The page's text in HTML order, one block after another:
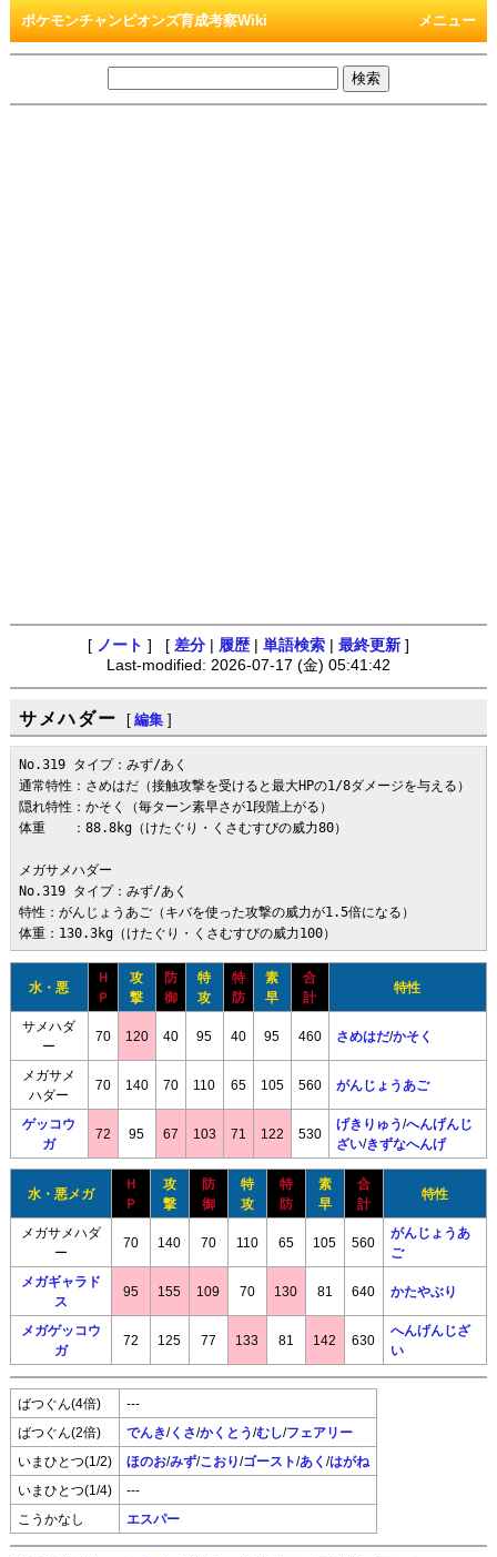
メニュー
ポケモンチャンピオンズ育成考察Wiki
[ ノート ] [ 差分 履歴 単語検索 最終更新 ]
Last-modified: 2026-07-17 (金) 05:41:42
サメハダー [ 編集 ]
No.319 タイプ：みず/あく
通常特性：さめはだ（接触攻撃を受けると最大HPの1/8ダメージを与える）
隠れ特性：かそく（毎ターン素早さが1段階上がる）
体重　　：88.8kg（けたぐり・くさむすびの威力80）
メガサメハダー
No.319 タイプ：みず/あく
特性：がんじょうあご（キバを使った攻撃の威力が1.5倍になる）
体重：130.3kg（けたぐり・くさむすびの威力100）
水・悪
Ｈ
Ｐ
攻
撃
防
御
特
攻
特
防
素
早
合
計
特性
サメハダ
ー
70 120 40 95 40 95 460 さめはだ/かそく
メガサメ
ハダー
70 140 70 110 65 105 560 がんじょうあご
ゲッコウ
ガ
72 95 67 103 71 122 530
げきりゅう/へんげんじ
ざい/きずなへんげ
水・悪メガ
Ｈ
Ｐ
攻
撃
防
御
特
攻
特
防
素
早
合
計
特性
メガサメハダ
ー
70 140 70 110 65 105 560
がんじょうあ
ご
メガギャラド
ス
95 155 109 70 130 81 640 かたやぶり
メガゲッコウ
ガ
72 125 77 133 81 142 630
へんげんじざ
い
ばつぐん(4倍) ---
ばつぐん(2倍) でんき/くさ/かくとう/むし/フェアリー
いまひとつ(1/2) ほのお/みず/こおり/ゴースト/あく /はがね
いまひとつ(1/4) ---
こうかなし エスパー